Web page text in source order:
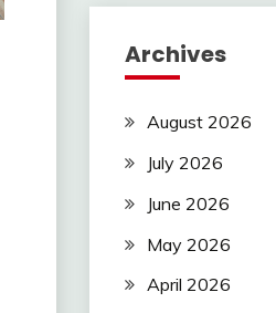
Archives
August 2026
July 2026
June 2026
May 2026
April 2026